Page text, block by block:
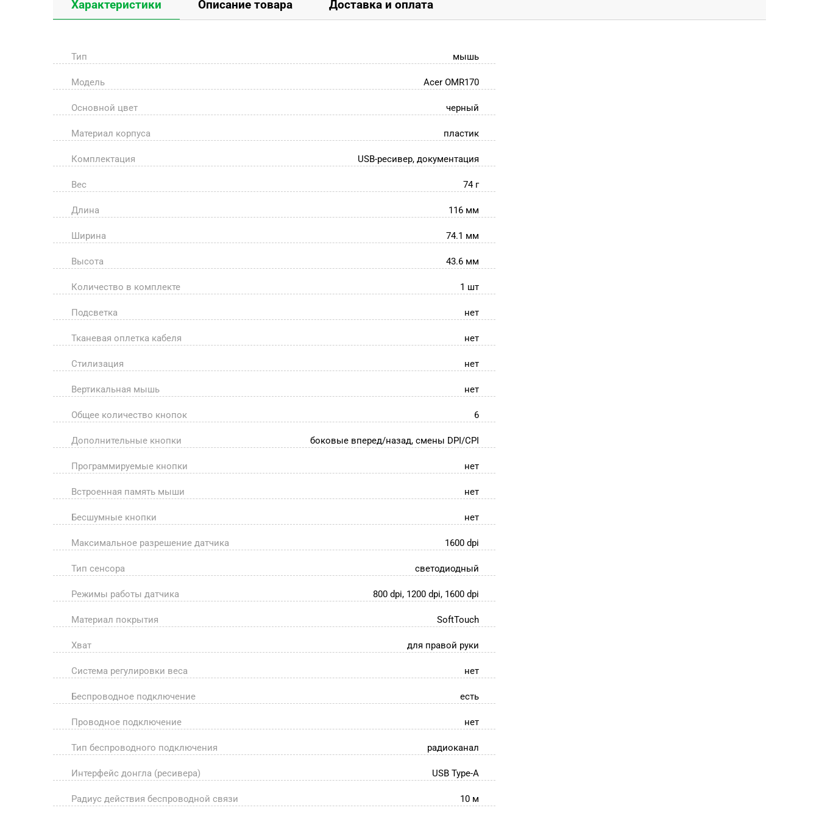
Характеристики Описание товара Доставка и оплата
Тип мышь
Модель Acer OMR170
Основной цвет черный
Материал корпуса пластик
Комплектация USB-ресивер, документация
Вес 74 г
Длина 116 мм
Ширина 74.1 мм
Высота 43.6 мм
Количество в комплекте 1 шт
Подсветка нет
Тканевая оплетка кабеля нет
Стилизация нет
Вертикальная мышь нет
Общее количество кнопок 6
Дополнительные кнопки боковые вперед/назад, смены DPI/CPI
Программируемые кнопки нет
Встроенная память мыши нет
Бесшумные кнопки нет
Максимальное разрешение датчика 1600 dpi
Тип сенсора светодиодный
Режимы работы датчика 800 dpi, 1200 dpi, 1600 dpi
Материал покрытия SoftTouch
Хват для правой руки
Система регулировки веса нет
Беспроводное подключение есть
Проводное подключение нет
Тип беспроводного подключения радиоканал
Интерфейс донгла (ресивера) USB Type-A
Радиус действия беспроводной связи 10 м